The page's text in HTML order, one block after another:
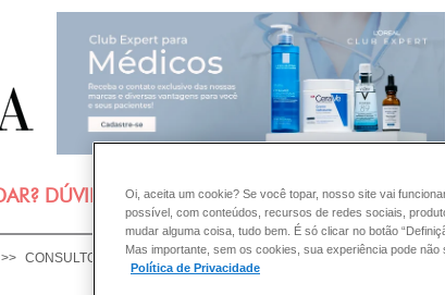
DÚVIDAS SOBRE: PELE CABELO
CONSULTORIA DE PRODUTOS VICHY
Oi, aceita um cookie? Se você topar, nosso site vai
possível, com conteúdos, recursos de redes sociais,
mudar alguma coisa, tudo bem. É só clicar no botão
Mas importante, sem os cookies, sua experiência pode não
Política de Privacidade